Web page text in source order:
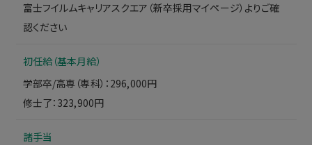
富士フイルムキャリアスクエア（新卒採用マイページ）よりご確
認ください
初任給（基本月給）
学部卒/高専（専科）：296,000円
修士了：323,900円
諸手当